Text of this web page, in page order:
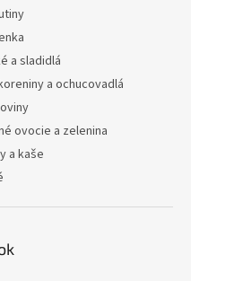
a sladidlá
a ochucovadlá
ovocie a zelenina
a kaše